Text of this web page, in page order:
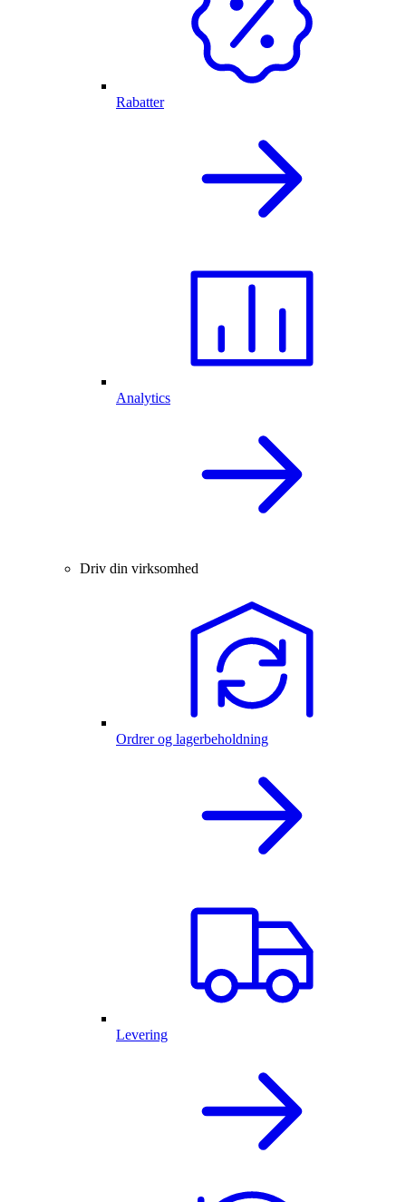
Rabatter
Analytics
Driv din virksomhed
Ordrer og lagerbeholdning
Levering